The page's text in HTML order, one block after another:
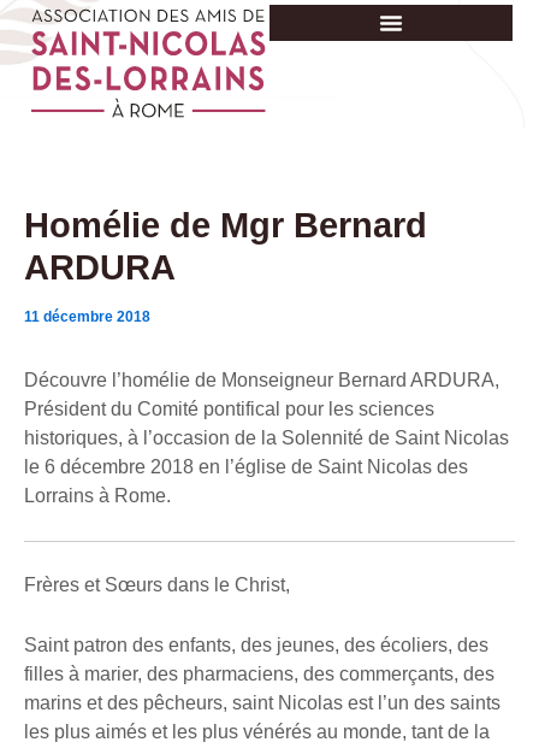
Aller
au
contenu
Homélie de Mgr Bernard
ARDURA
11 décembre 2018
Découvre l’homélie de Monseigneur Bernard ARDURA,
Président du Comité pontifical pour les sciences
historiques, à l’occasion de la Solennité de Saint Nicolas
le 6 décembre 2018 en l’église de Saint Nicolas des
Lorrains à Rome.
Frères et Sœurs dans le Christ,
Saint patron des enfants, des jeunes, des écoliers, des
filles à marier, des pharmaciens, des commerçants, des
marins et des pêcheurs, saint Nicolas est l’un des saints
les plus aimés et les plus vénérés au monde, tant de la